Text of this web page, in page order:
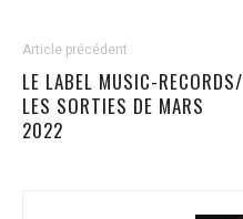
Article précédent
LE LABEL MUSIC-RECORDS/
LES SORTIES DE MARS
2022